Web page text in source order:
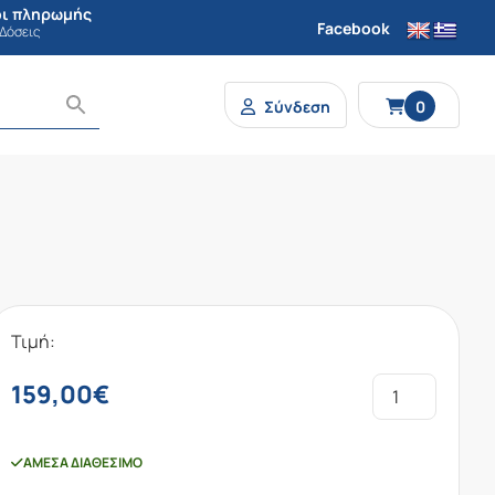
πληρωμής
Facebook
Σύνδεση 0
Τιμή:
159,00€
ΆΜΕΣΑ ΔΙΑΘΈΣΙΜΟ